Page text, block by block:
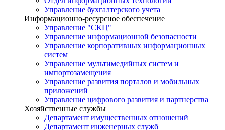
Управление бухгалтерского учета
Информационно-ресурсное обеспечение
Управление "СКЦ"
Управление информационной безопасности
Управление корпоративных информационных
систем
Управление мультимедийных систем и
импортозамещения
Управление развития порталов и мобильных
приложений
Управление цифрового развития и партнерства
Хозяйственные службы
Департамент имущественных отношений
Департамент инженерных служб